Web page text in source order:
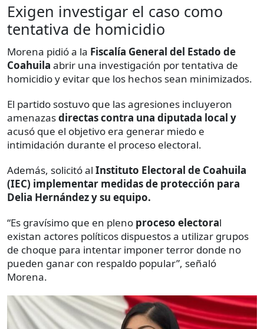
Exigen investigar el caso como
tentativa de homicidio
Morena pidió a la Fiscalía General del Estado de
Coahuila abrir una investigación por tentativa de
homicidio y evitar que los hechos sean minimizados.
El partido sostuvo que las agresiones incluyeron
amenazasdirectas contra una diputada local y
acusó que el objetivo era generar miedo e
intimidación durante el proceso electoral.
Además, solicitó al Instituto Electoral de Coahuila
(IEC) implementar medidas de protección para
Delia Hernández y su equipo.
“Es gravísimo que en pleno proceso electoral
existan actores políticos dispuestos a utilizar grupos
de choque para intentar imponer terror donde no
pueden ganar con respaldo popular”, señaló
Morena.